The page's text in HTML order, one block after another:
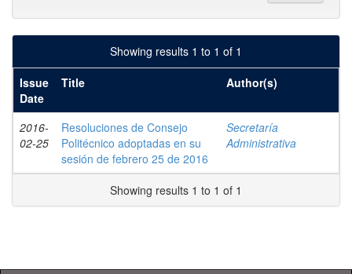
Showing results 1 to 1 of 1
Issue
Date
Title Author(s)
2016-
02-25
Resoluciones de Consejo
Politécnico adoptadas en su
sesión de febrero 25 de 2016
Secretaría
Administrativa
Showing results 1 to 1 of 1